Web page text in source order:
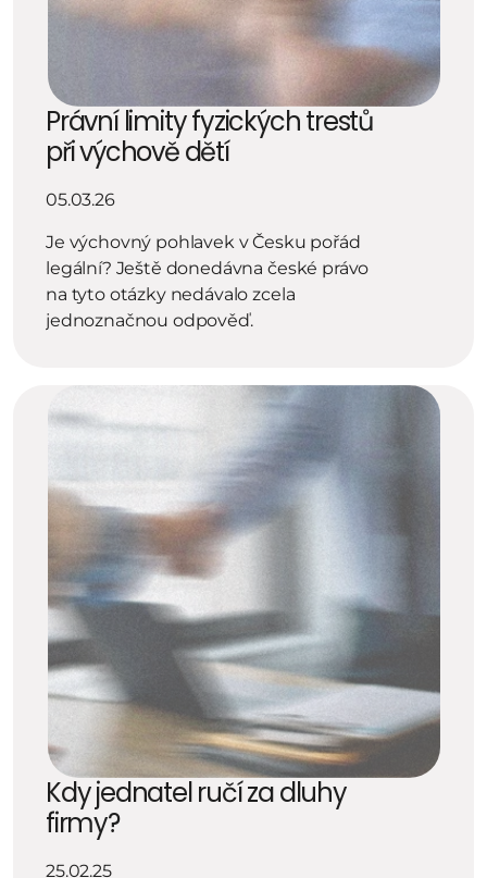
Právní limity fyzických trestů
při výchově dětí
05.03.26
Je výchovný pohlavek v Česku pořád
legální? Ještě donedávna české právo
na tyto otázky nedávalo zcela
jednoznačnou odpověď.
Kdy jednatel ručí za dluhy
firmy?
25.02.25